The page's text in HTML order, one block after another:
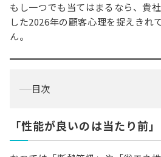
もし一つでも当てはまるなら、貴
した2026年の顧客心理を捉えきれ
ん。
目次
「性能が良いのは当たり前